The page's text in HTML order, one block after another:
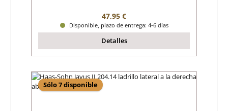
Precio normal:
47,95 €
Disponible, plazo de entrega: 4-6 días
Detalles
Sólo 7 disponible